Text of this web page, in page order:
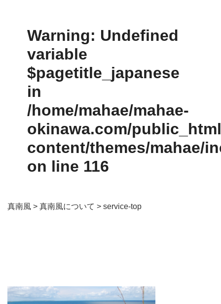
Warning: Undefined
variable
$pagetitle_japanese
in
/home/mahae/mahae-
okinawa.com/
content/themes/mahae/
on line 116
真南風 > 真南風について > service-top